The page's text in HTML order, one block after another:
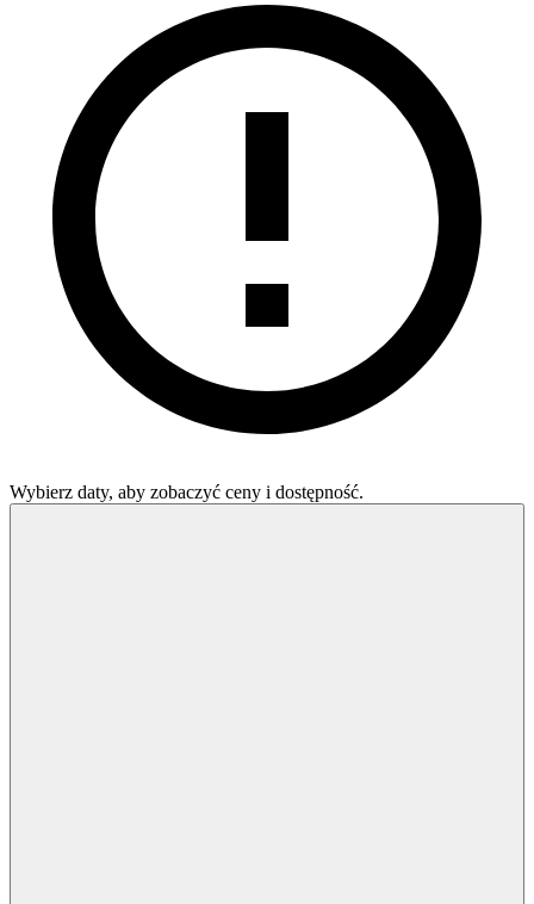
Wybierz daty, aby zobaczyć ceny i dostępność.